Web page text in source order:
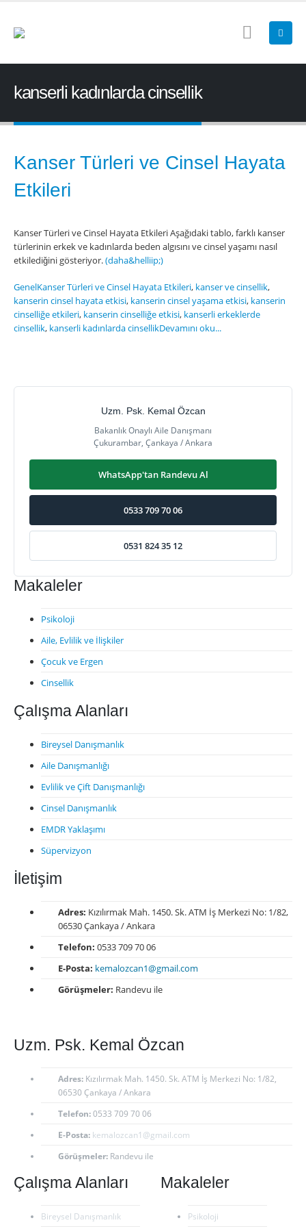
kanserli kadınlarda cinsellik
Kanser Türleri ve Cinsel Hayata
Etkileri
Kanser Türleri ve Cinsel Hayata Etkileri Aşağıdaki tablo, farklı kanser
türlerinin erkek ve kadınlarda beden algısını ve cinsel yaşamı nasıl
etkilediǧini gösteriyor.(daha&helliip;)
GenelKanser Türleri ve Cinsel Hayata Etkileri, kanser ve cinsellik,
kanserin cinsel hayata etkisi, kanserin cinsel yaşama etkisi, kanserin
cinselliğe etkileri, kanserin cinselliğe etkisi, kanserli erkeklerde
cinsellik, kanserli kadınlarda cinsellikDevamını oku...
Uzm. Psk. Kemal Özcan
Bakanlık Onaylı Aile Danışmanı
Çukurambar, Çankaya / Ankara
WhatsApp'tan Randevu Al
0533 709 70 06
0531 824 35 12
Makaleler
Psikoloji
Aile, Evlilik ve İlişkiler
Çocuk ve Ergen
Cinsellik
Çalışma Alanları
Bireysel Danışmanlık
Aile Danışmanlığı
Evlilik ve Çift Danışmanlığı
Cinsel Danışmanlık
EMDR Yaklaşımı
Süpervizyon
İletişim
Adres: Kızılırmak Mah. 1450. Sk. ATM İş Merkezi No: 1/82,
06530 Çankaya / Ankara
Telefon: 0533 709 70 06
E-Posta: kemalozcan1@gmail.com
Görüşmeler: Randevu ile
Uzm. Psk. Kemal Özcan
Adres: Kızılırmak Mah. 1450. Sk. ATM İş Merkezi No: 1/82,
06530 Çankaya / Ankara
Telefon:0533 709 70 06
E-Posta: kemalozcan1@gmail.com
Görüşmeler: Randevu ile
Çalışma Alanları
Bireysel Danışmanlık
Makaleler
Psikoloji